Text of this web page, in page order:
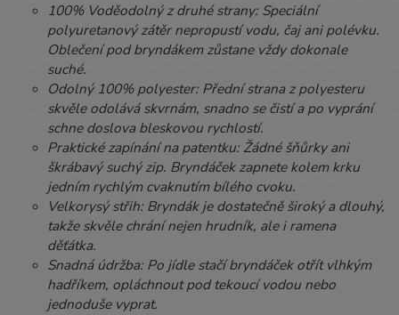
100% Voděodolný z druhé strany: Speciální
polyuretanový zátěr nepropustí vodu, čaj ani polévku.
Oblečení pod bryndákem zůstane vždy dokonale
suché.
Odolný 100% polyester: Přední strana z polyesteru
skvěle odolává skvrnám, snadno se čistí a po vyprání
schne doslova bleskovou rychlostí.
Praktické zapínání na patentku: Žádné šňůrky ani
škrábavý suchý zip. Bryndáček zapnete kolem krku
jedním rychlým cvaknutím bílého cvoku.
Velkorysý střih: Bryndák je dostatečně široký a dlouhý,
takže skvěle chrání nejen hrudník, ale i ramena
děťátka.
Snadná údržba: Po jídle stačí bryndáček otřít vlhkým
hadříkem, opláchnout pod tekoucí vodou nebo
jednoduše vyprat.